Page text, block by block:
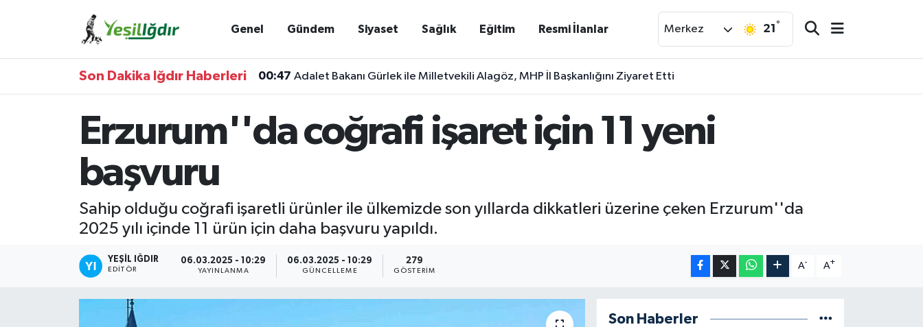
Genel Gündem Siyaset Sağlık Eğitim Resmi İlanlar Merkez 21 °
Son Dakika Iğdır Haberleri 00:47 Adalet Bakanı Gürlek ile Milletvekili Alagöz, MHP İl Başkanlığını Ziyaret Etti
Erzurum''da coğrafi işaret için 11 yeni
başvuru
Sahip olduğu coğrafi işaretli ürünler ile ülkemizde son yıllarda dikkatleri üzerine çeken Erzurum''da
2025 yılı içinde 11 ürün için daha başvuru yapıldı.
YEŞIL IĞDIR
EDITÖR
06.03.2025 - 10:29
YAYINLANMA
06.03.2025 - 10:29
GÜNCELLEME
279
GÖSTERIM
A- A+
Son Haberler
İğdir Namaz Vakitleri
Iğdır Trafik Yoğunluk Haritası
Süper Lig Puan Durumu ve Fikstür
Tüm Manşetler
Son Dakika Haberleri
Haber Arşivi